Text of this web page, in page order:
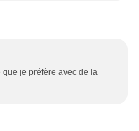
je préfère avec de la